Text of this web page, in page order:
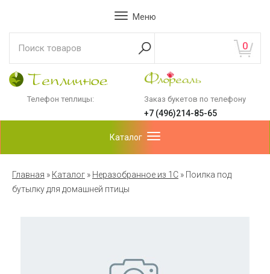
Меню
0
Телефон теплицы: Заказ букетов по телефону
+7 (496)214-85-65
Каталог
Главная » Каталог » Неразобранное из 1С » Поилка под
бутылку для домашней птицы